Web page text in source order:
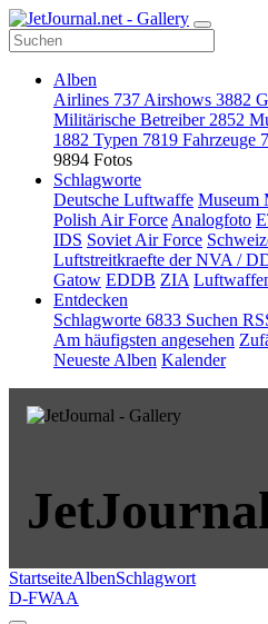
Alben
Airlines 737 Airshows 3882
Militärische Betreiber 2852
1882 Typen 7819 Fahrzeuge
9894 Fotos
Schlagworte
Deutsche Luftwaffe Museum
Polish Air Force Analogfoto
IDS Soviet Air Force
Luftstreitkraefte der NVA /
Gatow EDDB ZIA
Entdecken
Schlagworte 6833 Suchen
Am häufigsten angesehen
Neueste Alben Kalender
StartseiteAlbenSchlagwort
D-FWAA